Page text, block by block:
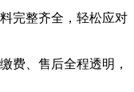
完整齐全，轻松应对
费、售后全程透明，